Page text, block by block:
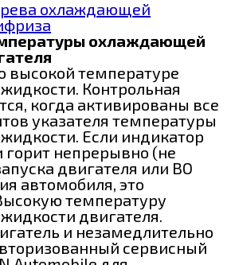
охлаждающей
высокой температуре
Контрольная
когда активированы все
указателя температуры
Если индикатор
горит непрерывно (не
двигателя или BO
автомобиля, это
температуру
двигателя.
и незамедлительно
сервисный